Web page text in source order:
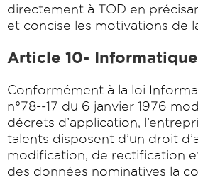
directement à TOD en
et concise les motivations de
Article 10-
Conformément à la loi
n°78-­‐17 du 6 janvier 1976
décrets d’application,
talents disposent d’un droit
modification, de rectification
des données nominatives la